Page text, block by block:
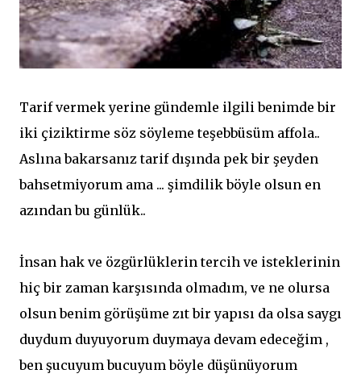
Tarif vermek yerine gündemle ilgili benimde bir
iki çiziktirme söz söyleme teşebbüsüm affola..
Aslına bakarsanız tarif dışında pek bir şeyden
bahsetmiyorum ama ... şimdilik böyle olsun en
azından bu günlük..
İnsan hak ve özgürlüklerin tercih ve isteklerinin
hiç bir zaman karşısında olmadım, ve ne olursa
olsun benim görüşüme zıt bir yapısı da olsa saygı
duydum duyuyorum duymaya devam edeceğim ,
ben şucuyum bucuyum böyle düşünüyorum